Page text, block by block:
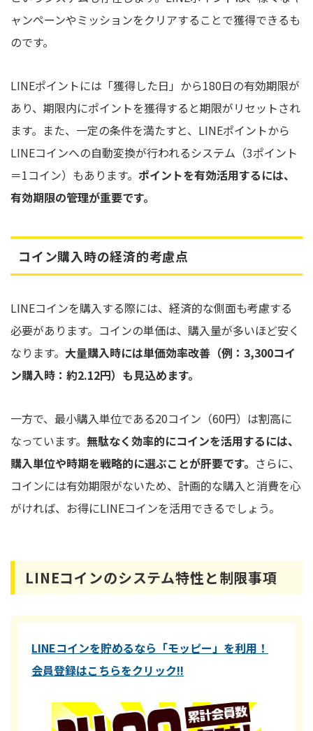
ャンペーンやミッションをクリアすることで獲得できるも
のです。
LINEポイントには「獲得した日」から180日の有効期限が
あり、期限内にポイントを獲得すると期限がリセットされ
ます。また、一定の条件を満たすと、LINEポイントから
LINEコインへの自動変換が行われるシステム（3ポイント
＝1コイン）もあります。 ポイントを有効活用するには、
有効期限の管理が重要です。
コイン購入時の経済的考慮点
LINEコインを購入する際には、経済的な側面も考慮する
必要があります。コインの単価は、購入量が多いほど安く
なります。 大量購入時には単価効率改善 （例： 3,300コイ
ン購入時：約2.12円） も見込めます。
一方で、最小購入単位である20コイン（60円）は割高に
なっています。 無駄なく効率的にコインを活用するには、
購入単位や時期を戦略的に選ぶことが肝要です。 さらに、
コインには有効期限がないため、計画的な購入と消費を心
がければ、お得にLINEコインを活用できるでしょう。
LINEコインのシステム特性と制限事項
LINEコインを貯めるなら「モッピー」を利用！
会員登録はこちらをクリック!!